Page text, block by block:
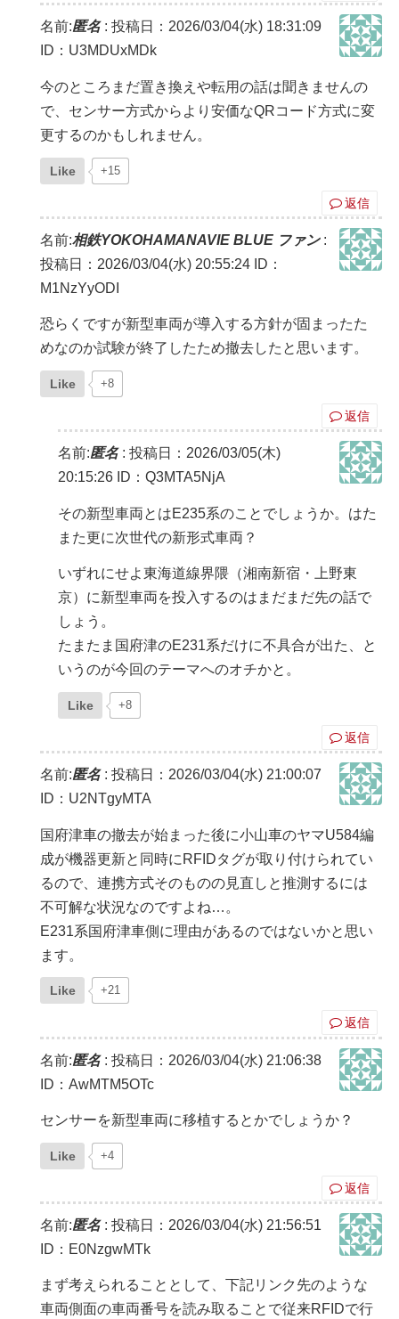
名前:匿名: 投稿日：2026/03/04(水) 18:31:09
ID：U3MDUxMDk
今のところまだ置き換えや転用の話は聞きませんの
で、センサー方式からより安価なQRコード方式に変
更するのかもしれません。
Like +15
返信
名前:相鉄YOKOHAMANAVIE BLUE ファン:
投稿日：2026/03/04(水) 20:55:24 ID：
M1NzYyODI
恐らくですが新型車両が導入する方針が固まったた
めなのか試験が終了したため撤去したと思います。
Like +8
返信
名前:匿名: 投稿日：2026/03/05(木)
20:15:26 ID：Q3MTA5NjA
その新型車両とはE235系のことでしょうか。はた
また更に次世代の新形式車両？
いずれにせよ東海道線界隈（湘南新宿・上野東
京）に新型車両を投入するのはまだまだ先の話で
しょう。
たまたま国府津のE231系だけに不具合が出た、と
いうのが今回のテーマへのオチかと。
Like +8
返信
名前:匿名: 投稿日：2026/03/04(水) 21:00:07
ID：U2NTgyMTA
国府津車の撤去が始まった後に小山車のヤマU584編
成が機器更新と同時にRFIDタグが取り付けられてい
るので、連携方式そのものの見直しと推測するには
不可解な状況なのですよね…。
E231系国府津車側に理由があるのではないかと思い
ます。
Like +21
返信
名前:匿名: 投稿日：2026/03/04(水) 21:06:38
ID：AwMTM5OTc
センサーを新型車両に移植するとかでしょうか？
Like +4
返信
名前:匿名: 投稿日：2026/03/04(水) 21:56:51
ID：E0NzgwMTk
まず考えられることとして、下記リンク先のような
車両側面の車両番号を読み取ることで従来RFIDで行